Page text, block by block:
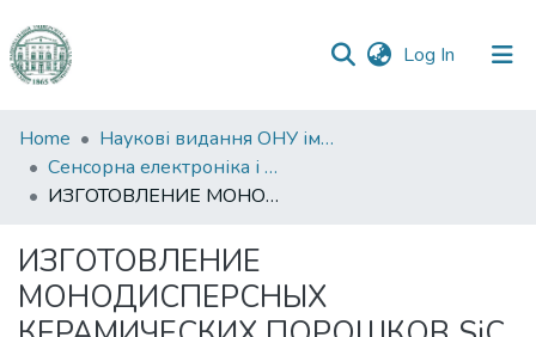
Log In (current)
Communities
&
Collections
Statistics
Home
Наукові видання ОНУ імені І. І. Мечникова
Сенсорна електроніка і мікросистемні технології
ИЗГОТОВЛЕНИЕ МОНОДИСПЕРСНЫХ КЕРАМИЧЕСКИХ ПОРОШКОВ SiC И Si3N4 С ПРИМЕНЕНИЕМ СО2-ЛАЗЕРА
ИЗГОТОВЛЕНИЕ
МОНОДИСПЕРСНЫХ